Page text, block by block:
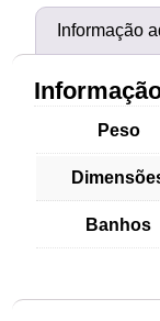
Informação
Peso
Banhos